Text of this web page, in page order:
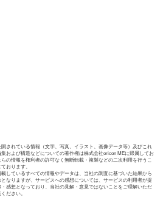
開されている情報（文字、写真、イラスト、画像データ等）及びこれ
集および構造などについての著作権は株式会社oricon MEに帰属してお
らの情報を権利者の許可なく無断転載・複製などの二次利用を行うこ
おります。
載しているすべての情報やデータは、当社の調査に基づいた結果から
となりますが、サービスへの感想については、サービスの利用者が提
・感想となっており、当社の見解・意見ではないことをご理解いただ
ださい。